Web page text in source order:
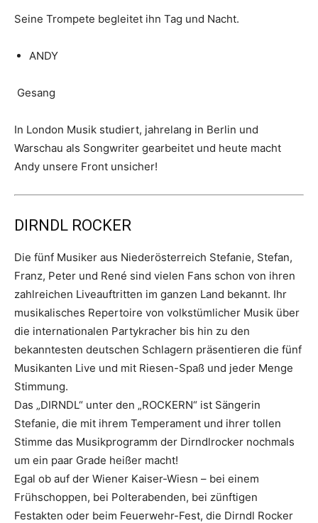
Seine Trompete begleitet ihn Tag und Nacht.
ANDY
Gesang
In London Musik studiert, jahrelang in Berlin und
Warschau als Songwriter gearbeitet und heute macht
Andy unsere Front unsicher!
DIRNDL ROCKER
Die fünf Musiker aus Niederösterreich Stefanie, Stefan,
Franz, Peter und René sind vielen Fans schon von ihren
zahlreichen Liveauftritten im ganzen Land bekannt. Ihr
musikalisches Repertoire von volkstümlicher Musik über
die internationalen Partykracher bis hin zu den
bekanntesten deutschen Schlagern präsentieren die fünf
Musikanten Live und mit Riesen-Spaß und jeder Menge
Stimmung.
Das „DIRNDL“ unter den „ROCKERN“ ist Sängerin
Stefanie, die mit ihrem Temperament und ihrer tollen
Stimme das Musikprogramm der Dirndlrocker nochmals
um ein paar Grade heißer macht!
Egal ob auf der Wiener Kaiser-Wiesn – bei einem
Frühschoppen, bei Polterabenden, bei zünftigen
Festakten oder beim Feuerwehr-Fest, die Dirndl Rocker